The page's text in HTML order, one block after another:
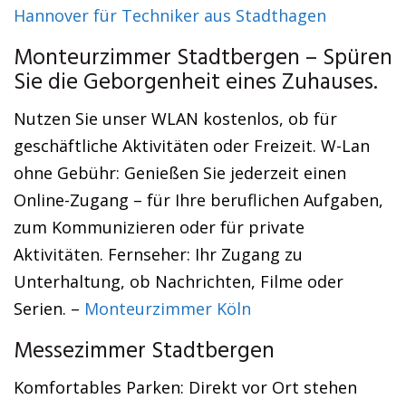
Hannover für Techniker aus Stadthagen
Monteurzimmer Stadtbergen – Spüren
Sie die Geborgenheit eines Zuhauses.
Nutzen Sie unser WLAN kostenlos, ob für
geschäftliche Aktivitäten oder Freizeit. W-Lan
ohne Gebühr: Genießen Sie jederzeit einen
Online-Zugang – für Ihre beruflichen Aufgaben,
zum Kommunizieren oder für private
Aktivitäten. Fernseher: Ihr Zugang zu
Unterhaltung, ob Nachrichten, Filme oder
Serien. – Monteurzimmer Köln
Messezimmer Stadtbergen
Komfortables Parken: Direkt vor Ort stehen